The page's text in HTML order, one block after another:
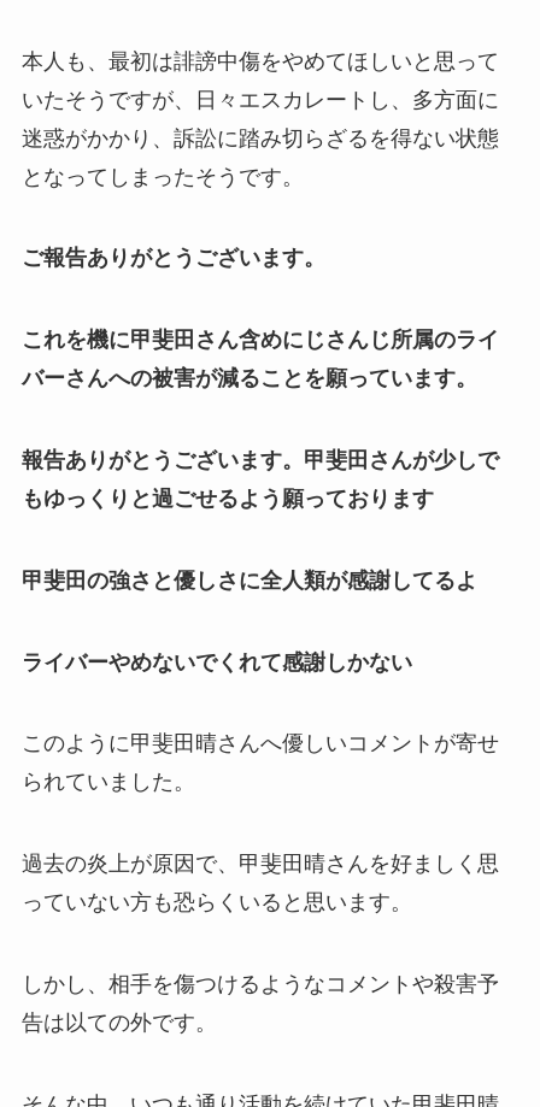
本人も、最初は誹謗中傷をやめてほしい と思って
いたそうですが、日々エスカレートし、多方面に
迷惑がかかり、 訴訟に踏み切らざるを得ない状態
となってしまったそうです。
ご報告ありがとうございます。
これを機に甲斐田さん含めにじさんじ所属のライ
バーさんへの被害が減ることを願っています。
報告ありがとうございます。甲斐田さんが少しで
もゆっくりと過ごせるよう願っております
甲斐田の強さと優しさに全人類が感謝してるよ
ライバーやめないでくれて感謝しかない
このように甲斐田晴さんへ優しいコメントが寄せ
られていました。
過去の炎上が原因で、甲斐田晴さんを好ましく思
っていない方も恐らくいると思います。
しかし、 相手を傷つけるようなコメントや殺害予
告は以ての外です。